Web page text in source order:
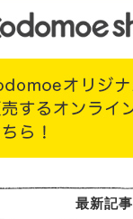
最新記事